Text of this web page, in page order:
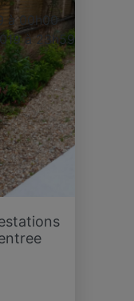
à 00h00
à 23h59